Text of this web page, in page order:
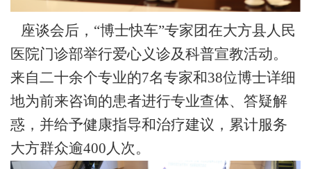
座谈会后，“博士快车”专家团在大方县人民
医院门诊部举行爱心义诊及科普宣教活动。
来自二十余个专业的7名专家和38位博士详细
地为前来咨询的患者进行专业查体、答疑解
惑，并给予健康指导和治疗建议，累计服务
大方群众逾400 人次。